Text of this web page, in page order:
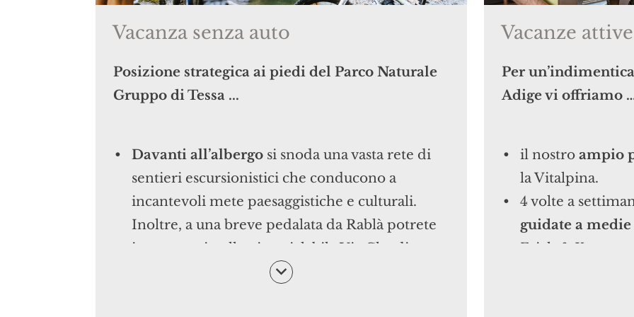
una squisita selezione di formaggi.
Serata di pastasciuttacon gustose specialità a
Vari piattisenza glutine, senza lattosioe
compatibili con le vostre esigenze alimentari
cembro, zona
Nuova area relax
Vitalbarcon tè
sorgente.
"Family Spa &
tutta la famiglia
Piscina coperta
6x12m, area
idromassaggio,
Vacanza senza auto
Posizione strategica ai piedi del Parco Naturale
Gruppo di Tessa ...
Davanti all’albergo si snoda una vasta rete di
sentieri escursionistici che conducono a
incantevoli mete paesaggistiche e culturali.
Inoltre, a una breve pedalata da Rablà potrete
immettervi nella pista ciclabile Via Claudia
Augusta, raggiungere l'Eldorado MTB Monte
Vacanze attive
Per
Adige vi offriamo
il nostro ampio
la Vitalpina.
4 volte a
guidate a
Erich & Kurt.
2 volte a